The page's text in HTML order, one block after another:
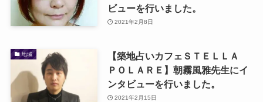
ビューを行いました。
2021年2月8日
地域
【築地占いカフェＳＴＥＬＬＡ
ＰＯＬＡＲＥ】朝霧風雅先生にイ
ンタビューを行いました。
2021年2月15日